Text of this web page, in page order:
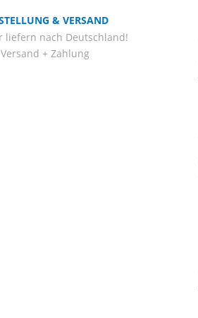
& VERSAND
liefern nach Deutschland!
Versand + Zahlung